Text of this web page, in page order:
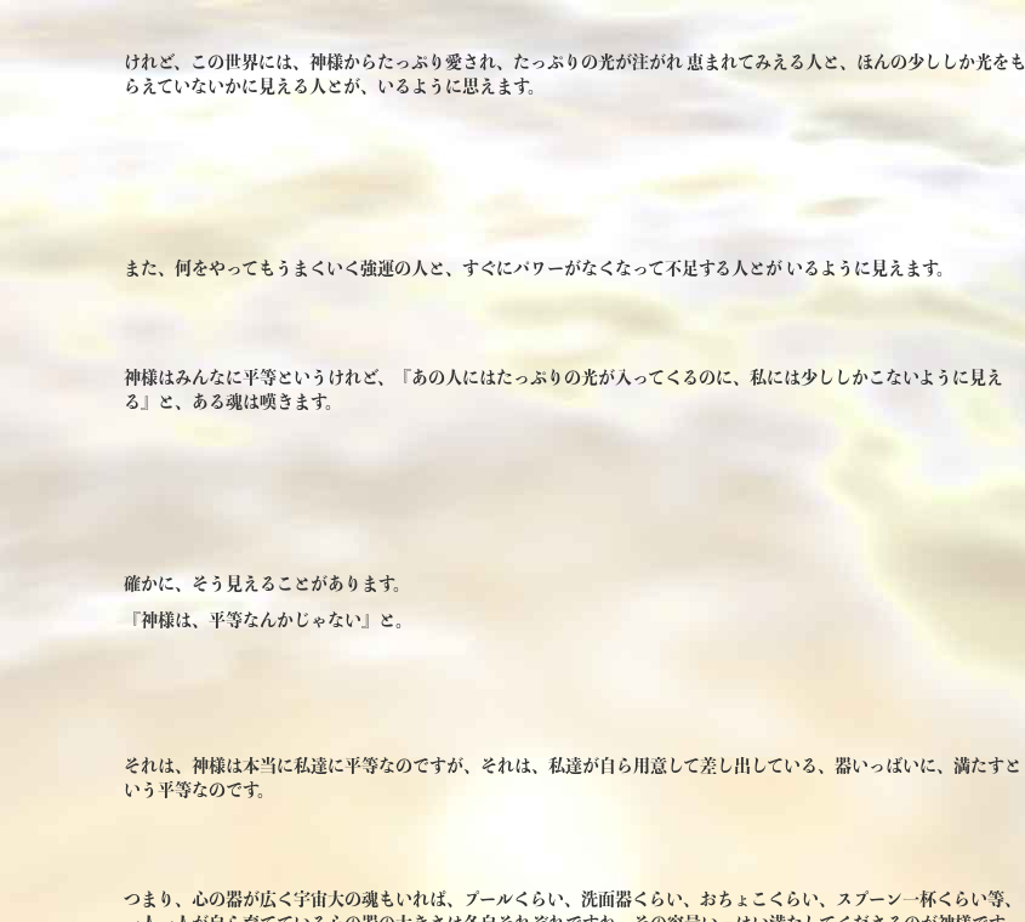
けれど、この世界には、神様からたっぷり愛され、たっぷりの光が注がれ 恵まれてみえる人と、ほんの少ししか光をも
らえていないかに見える人とが、いるように思えます。
また、何をやってもうまくいく強運の人と、すぐにパワーがなくなって不足する人とが いるように見えます。
神様はみんなに平等というけれど、『あの人にはたっぷりの光が入ってくるのに、私には少ししかこないように見え
る』と、ある魂は嘆きます。
確かに、そう見えることがあります。
『神様は、平等なんかじゃない』と。
それは、神様は本当に私達に平等なのですが、それは、私達が自ら用意して差し出している、器いっばいに、満たすと
いう平等なのです。
つまり、心の器が広く宇宙大の魂もいれぱ、プールくらい、洗面器くらい、おちょこくらい、スプーン一杯くらい等、